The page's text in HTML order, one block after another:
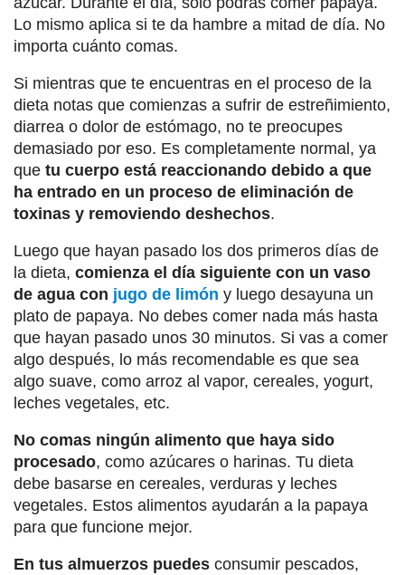
Lo mismo aplica si te da hambre a mitad de día. No
importa cuánto comas.
Si mientras que te encuentras en el proceso de la
dieta notas que comienzas a sufrir de estreñimiento,
diarrea o dolor de estómago, no te preocupes
demasiado por eso. Es completamente normal, ya
que tu cuerpo está reaccionando debido a que
ha entrado en un proceso de eliminación de
toxinas y removiendo deshechos.
Luego que hayan pasado los dos primeros días de
la dieta, comienza el día siguiente con un vaso
de agua con jugo de limón y luego desayuna un
plato de papaya. No debes comer nada más hasta
que hayan pasado unos 30 minutos. Si vas a comer
algo después, lo más recomendable es que sea
algo suave, como arroz al vapor, cereales, yogurt,
leches vegetales, etc.
No comas ningún alimento que haya sido
procesado, como azúcares o harinas. Tu dieta
debe basarse en cereales, verduras y leches
vegetales. Estos alimentos ayudarán a la papaya
para que funcione mejor.
En tus almuerzos puedes consumir pescados,